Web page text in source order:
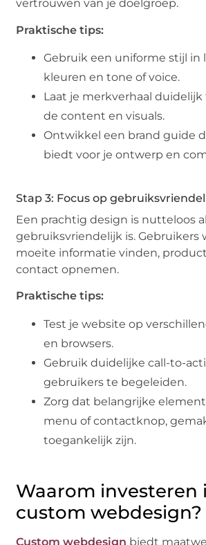
vertrouwen van je doelgroep.
Praktische tips:
Gebruik een uniforme stijl in
kleuren en tone of voice.
Laat je merkverhaal
de content en visuals.
Ontwikkel een brand guide
biedt voor je ontwerp en
Stap 3: Focus op
Een prachtig design is nutteloos
gebruiksvriendelijk is. Gebruikers
moeite informatie vinden,
contact opnemen.
Praktische tips:
Test je website op
en browsers.
Gebruik duidelijke call-to-
gebruikers te begeleiden.
Zorg dat belangrijke
menu of contactknop,
toegankelijk zijn.
Waarom investeren
custom webdesign?
Custom webdesign biedt